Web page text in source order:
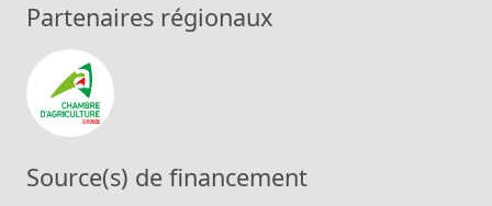
Partenaires régionaux
Source(s) de financement